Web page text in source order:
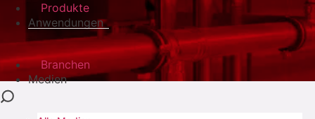
Anwendungen
Medien
Produkte
Branchen